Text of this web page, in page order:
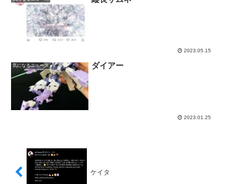
2023.05.15
気になるニュース ダイアー
2023.01.25
ケイタ